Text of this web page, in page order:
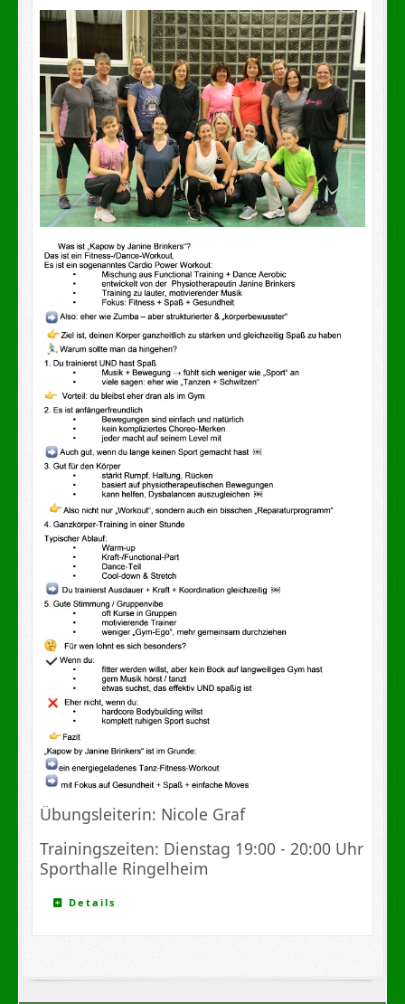
Übungsleiterin: Nicole Graf
Trainingszeiten: Dienstag 19:00 - 20:00 Uhr
Sporthalle Ringelheim
Details